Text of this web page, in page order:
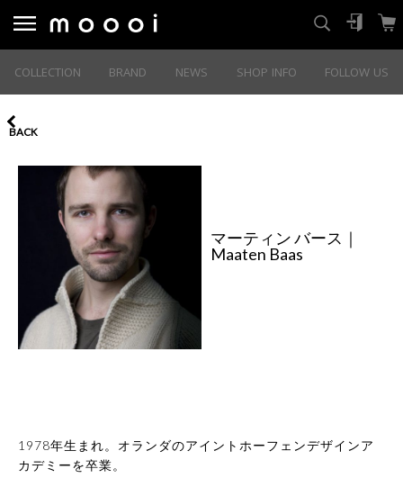
COLLECTION BRAND NEWS SHOP INFO FOLLOW US
BACK
マーティン バース｜
Maaten Baas
1978年生まれ。オランダのアイントホーフェンデザインア
カデミーを卒業。